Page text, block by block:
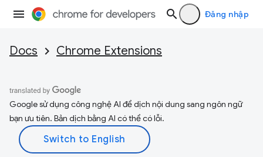
Đăng nhập
Docs Chrome Extensions
Google sử dụng công nghệ AI để dịch nội dung sang ngôn ngữ
bạn ưu tiên. Bản dịch bằng AI có thể có lỗi.